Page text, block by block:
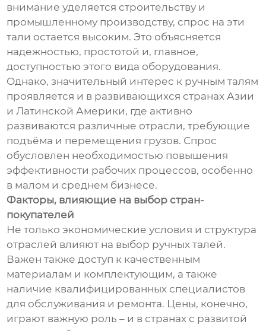
внимание уделяется строительству и
промышленному производству, спрос на эти
тали остается высоким. Это объясняется
надежностью, простотой и, главное,
доступностью этого вида оборудования.
Однако, значительный интерес к ручным талям
проявляется и в развивающихся странах Азии
и Латинской Америки, где активно
развиваются различные отрасли, требующие
подъёма и перемещения грузов. Спрос
обусловлен необходимостью повышения
эффективности рабочих процессов, особенно
в малом и среднем бизнесе.
Факторы, влияющие на выбор стран-
покупателей
Не только экономические условия и структура
отраслей влияют на выбор ручных талей.
Важен также доступ к качественным
материалам и комплектующим, а также
наличие квалифицированных специалистов
для обслуживания и ремонта. Цены, конечно,
играют важную роль – и в странах с развитой